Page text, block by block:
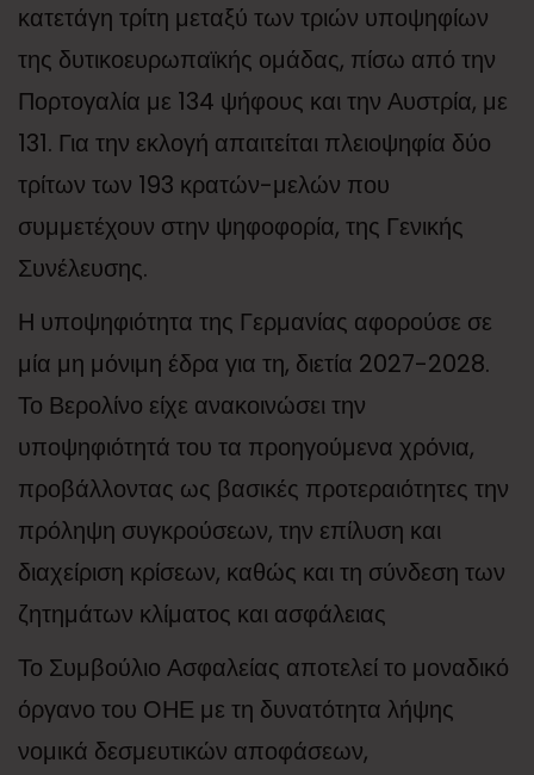
κατετάγη τρίτη μεταξύ των τριών υποψηφίων
της δυτικοευρωπαϊκής ομάδας, πίσω από την
Πορτογαλία με 134 ψήφους και την Αυστρία, με
131. Για την εκλογή απαιτείται πλειοψηφία δύο
τρίτων των 193 κρατών-μελών που
συμμετέχουν στην ψηφοφορία, της Γενικής
Συνέλευσης.
Η υποψηφιότητα της Γερμανίας αφορούσε σε
μία μη μόνιμη έδρα για τη, διετία 2027-2028.
Το Βερολίνο είχε ανακοινώσει την
υποψηφιότητά του τα προηγούμενα χρόνια,
προβάλλοντας ως βασικές προτεραιότητες την
πρόληψη συγκρούσεων, την επίλυση και
διαχείριση κρίσεων, καθώς και τη σύνδεση των
ζητημάτων κλίματος και ασφάλειας
Το Συμβούλιο Ασφαλείας αποτελεί το μοναδικό
όργανο του ΟΗΕ με τη δυνατότητα λήψης
νομικά δεσμευτικών αποφάσεων,